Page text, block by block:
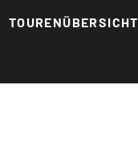
TOURENÜBERSICHT